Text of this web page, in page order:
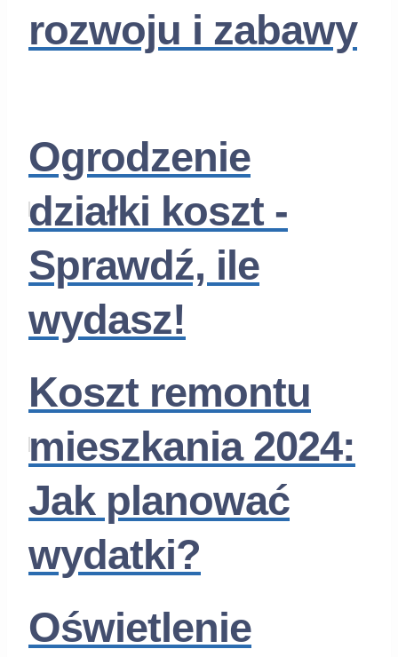
rozwoju i zabawy
Ogrodzenie
działki koszt -
Sprawdź, ile
wydasz!
Koszt remontu
mieszkania 2024:
Jak planować
wydatki?
Oświetlenie